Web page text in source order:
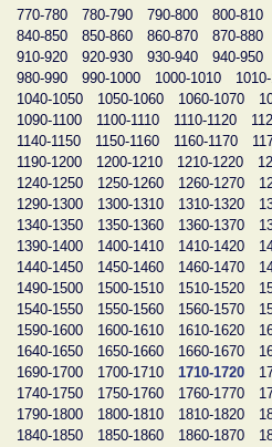
770-780
780-790 790-800 800-810
840-850
850-860 860-870 870-880
910-920
920-930 930-940 940-950
980-990
990-1000 1000-1010
1040-1050
1050-1060 1060-1070
1090-1100
1100-1110 1110-1120
1140-1150
1150-1160 1160-1170
1190-1200
1200-1210 1210-1220
1240-1250
1250-1260 1260-1270
1290-1300
1300-1310 1310-1320
1340-1350
1350-1360 1360-1370
1390-1400
1400-1410 1410-1420
1440-1450
1450-1460 1460-1470
1490-1500
1500-1510 1510-1520
1540-1550
1550-1560 1560-1570
1590-1600
1600-1610 1610-1620
1640-1650
1650-1660 1660-1670
1690-1700
1700-1710 1710-1720
1740-1750
1750-1760 1760-1770
1790-1800
1800-1810 1810-1820
1840-1850
1850-1860 1860-1870